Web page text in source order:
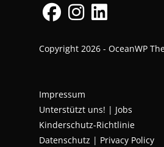
Copyright 2026 - OceanWP
Impressum
Unterstützt uns! | Jobs
Kinderschutz-Richtlinie
Datenschutz | Privacy Policy